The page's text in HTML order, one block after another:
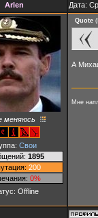
Arlen Дата:
меняюсь
Свои
1895
200
0%
Offline
Quote (
А
Мне